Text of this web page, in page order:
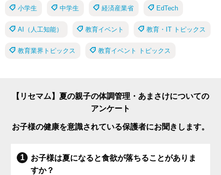
小学生 中学生 経済産業省 EdTech
AI（人工知能） 教育イベント 教育・IT トピックス
教育業界トピックス 教育イベント トピックス
【リセマム】夏の親子の体調管理・あまさけについての
アンケート
お子様の健康を意識されている保護者にお聞きします。
お子様は夏になると食欲が落ちることがありま
すか？